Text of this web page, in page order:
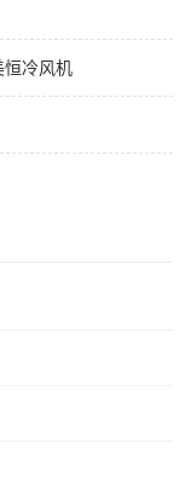
恒冷风机